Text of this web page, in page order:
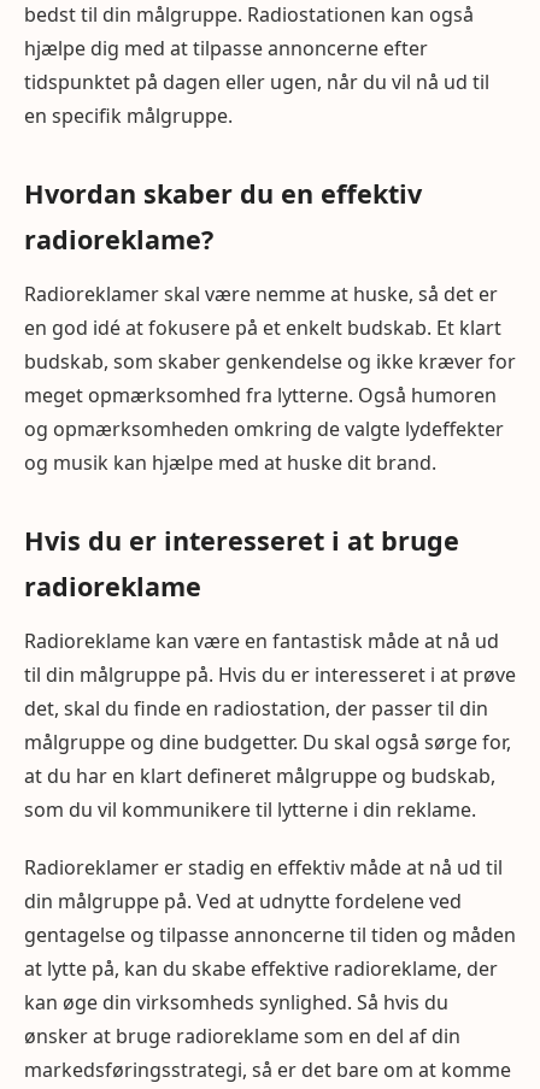
bedst til din målgruppe. Radiostationen kan også
hjælpe dig med at tilpasse annoncerne efter
tidspunktet på dagen eller ugen, når du vil nå ud til
en specifik målgruppe.
Hvordan skaber du en effektiv
radioreklame?
Radioreklamer skal være nemme at huske, så det er
en god idé at fokusere på et enkelt budskab. Et klart
budskab, som skaber genkendelse og ikke kræver for
meget opmærksomhed fra lytterne. Også humoren
og opmærksomheden omkring de valgte lydeffekter
og musik kan hjælpe med at huske dit brand.
Hvis du er interesseret i at bruge
radioreklame
Radioreklame kan være en fantastisk måde at nå ud
til din målgruppe på. Hvis du er interesseret i at prøve
det, skal du finde en radiostation, der passer til din
målgruppe og dine budgetter. Du skal også sørge for,
at du har en klart defineret målgruppe og budskab,
som du vil kommunikere til lytterne i din reklame.
Radioreklamer er stadig en effektiv måde at nå ud til
din målgruppe på. Ved at udnytte fordelene ved
gentagelse og tilpasse annoncerne til tiden og måden
at lytte på, kan du skabe effektive radioreklame, der
kan øge din virksomheds synlighed. Så hvis du
ønsker at bruge radioreklame som en del af din
markedsføringsstrategi, så er det bare om at komme